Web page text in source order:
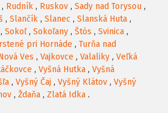
, Rudník , Ruskov , Sady nad Torysou ,
, Slančík , Slanec , Slanská Huta ,
, Sokoľ, Sokoľany , Štós , Svinica ,
pri Hornáde , Turňa nad
Ves , Vajkovce , Valaliky , Veľká
, Vyšná Hutka , Vyšná
, Vyšný Čaj , Vyšný Klátov , Vyšný
, Ždaňa , Zlatá Idka .